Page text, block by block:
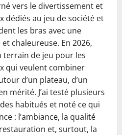
vers le divertissement et
dédiés au jeu de société et
les bras avec une
chaleureuse. En 2026,
terrain de jeu pour les
qui veulent combiner
d’un plateau, d’un
mérité. J’ai testé plusieurs
habitués et noté ce qui
: l’ambiance, la qualité
et, surtout, la